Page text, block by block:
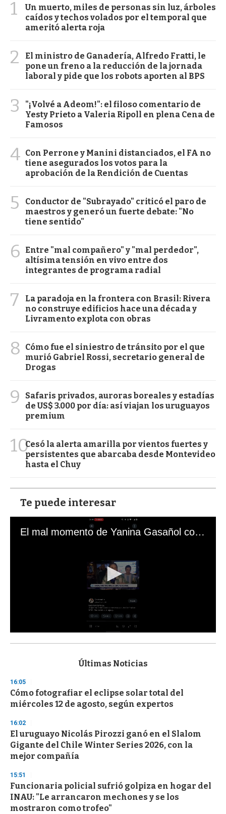
1
Un muerto, miles de personas sin luz, árboles
caídos y techos volados por el temporal que
ameritó alerta roja
2
El ministro de Ganadería, Alfredo Fratti, le
pone un freno a la reducción de la jornada
laboral y pide que los robots aporten al BPS
3
"¡Volvé a Adeom!": el filoso comentario de
Yesty Prieto a Valeria Ripoll en plena Cena de
Famosos
4 Con Perrone y Manini distanciados, el FA no
tiene asegurados los votos para la
aprobación de la Rendición de Cuentas
5
Conductor de "Subrayado" criticó el paro de
maestros y generó un fuerte debate: "No
tiene sentido"
6
Entre "mal compañero" y "mal perdedor",
altísima tensión en vivo entre dos
integrantes de programa radial
7
La paradoja en la frontera con Brasil: Rivera
no construye edificios hace una década y
Livramento explota con obras
8
Cómo fue el siniestro de tránsito por el que
murió Gabriel Rossi, secretario general de
Drogas
9
Safaris privados, auroras boreales y estadías
de US$ 3.000 por día: así viajan los uruguayos
premium
10Cesó la alerta amarilla por vientos fuertes y
persistentes que abarcaba desde Montevideo
hasta el Chuy
Te puede interesar
El mal momento de Yanina Gasañol con un hincha argentino en "Subrayado"
s
d
s
o
f
3
s
e
c
o
d
s
Últimas Noticias
16:05
Cómo fotografiar el eclipse solar total del
miércoles 12 de agosto, según expertos
16:02
El uruguayo Nicolás Pirozzi ganó en el Slalom
Gigante del Chile Winter Series 2026, con la
mejor compañía
15:51
Funcionaria policial sufrió golpiza en hogar del
INAU: "Le arrancaron mechones y se los
mostraron como trofeo"